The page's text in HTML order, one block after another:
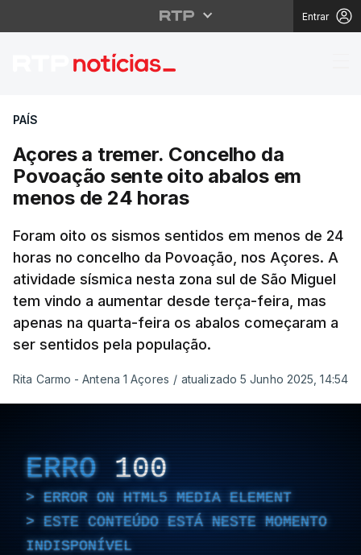
Entrar
Açores a tremer.
PAÍS
Açores a tremer. Concelho da
Povoação sente oito abalos em
menos de 24 horas
Foram oito os sismos sentidos em menos de 24
horas no concelho da Povoação, nos Açores. A
atividade sísmica nesta zona sul de São Miguel
tem vindo a aumentar desde terça-feira, mas
apenas na quarta-feira os abalos começaram a
ser sentidos pela população.
Rita Carmo - Antena 1 Açores / atualizado 5 Junho 2025, 14:54
ERRO 100
ERROR ON HTML5 MEDIA ELEMENT
ESTE CONTEÚDO ESTÁ NESTE MOMENTO
INDISPONÍVEL